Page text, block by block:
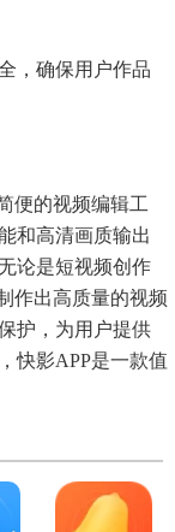
，确保用户作品
便的视频编辑工
和高清画质输出
论是短视频创作
作出高质量的视频
护，为用户提供
快影APP是一款值